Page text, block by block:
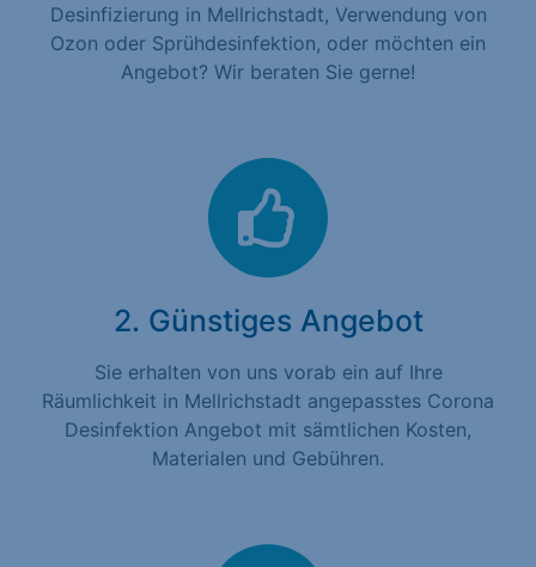
Desinfizierung in Mellrichstadt, Verwendung von
Ozon oder Sprühdesinfektion, oder möchten ein
Angebot? Wir beraten Sie gerne!
2. Günstiges Angebot
Sie erhalten von uns vorab ein auf Ihre
Räumlichkeit in Mellrichstadt angepasstes Corona
Desinfektion Angebot mit sämtlichen Kosten,
Materialen und Gebühren.